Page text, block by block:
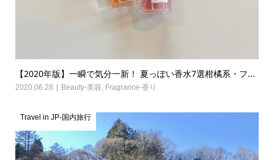
【2020年版】一瞬で気分一新！ 夏っぽい香水7選柑橘系・フ...
2020.06.28 Beauty-美容, Fragrance-香り
Travel in JP-国内旅行